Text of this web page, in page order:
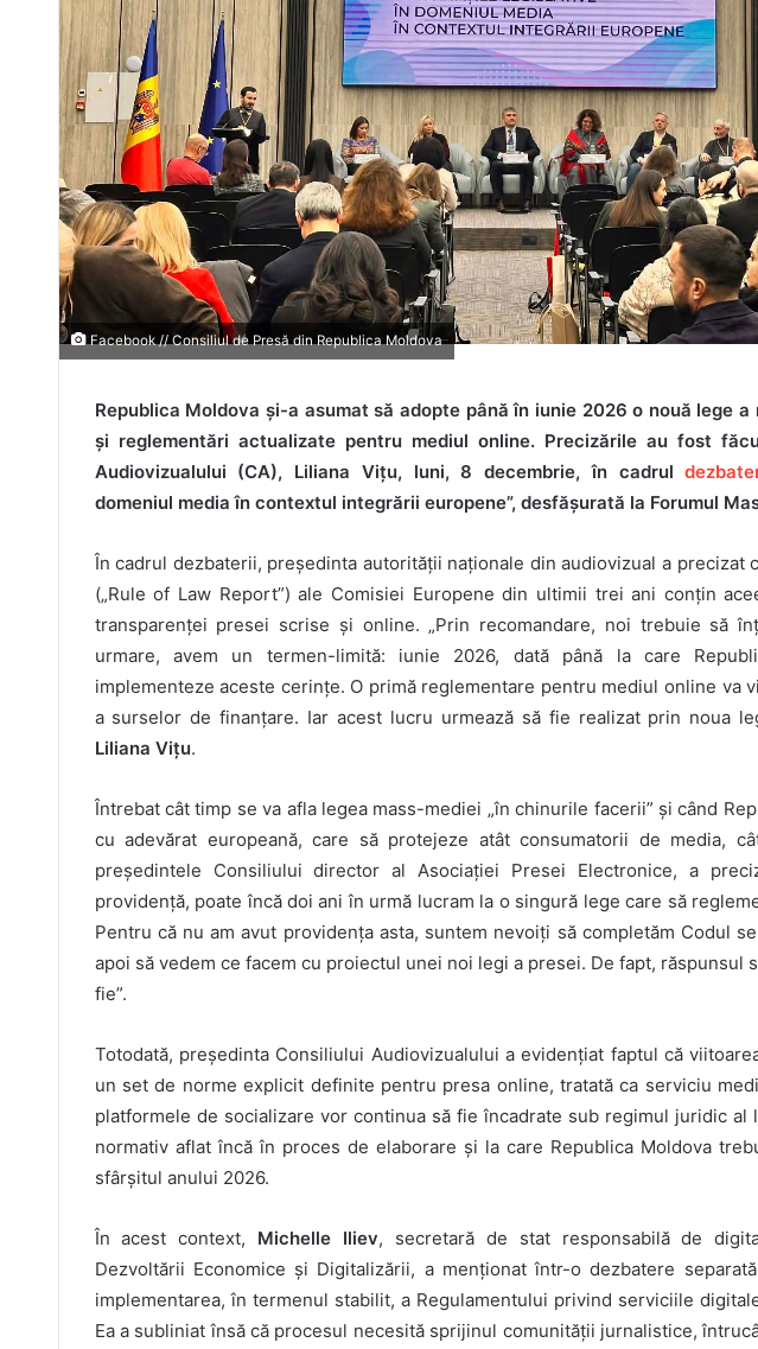
Facebook // Consiliul de Presă din Republica Moldova
Republica Moldova și-a asumat să adopte până în iunie 2026 o nouă lege
și reglementări actualizate pentru mediul online. Precizările au fost
Audiovizualului (CA), Liliana Vițu, luni, 8 decembrie, în cadrul
domeniul media în contextul integrării europene”, desfășurată la Forumul
În cadrul dezbaterii, președinta autorității naționale din audiovizual a precizat
(„Rule of Law Report”) ale Comisiei Europene din ultimii trei ani conțin
transparenței presei scrise și online. „Prin recomandare, noi trebuie să
urmare, avem un termen-limită: iunie 2026, dată până la care
implementeze aceste cerințe. O primă reglementare pentru mediul online va
a surselor de finanțare. Iar acest lucru urmează să fie realizat prin noua
Liliana Vițu.
Întrebat cât timp se va afla legea mass-mediei „în chinurile facerii” și când
cu adevărat europeană, care să protejeze atât consumatorii de media,
președintele Consiliului director al Asociației Presei Electronice, a
providență, poate încă doi ani în urmă lucram la o singură lege care să
Pentru că nu am avut providența asta, suntem nevoiți să completăm Codul
apoi să vedem ce facem cu proiectul unei noi legi a presei. De fapt, răspunsul
fie”.
Totodată, președinta Consiliului Audiovizualului a evidențiat faptul că
un set de norme explicit definite pentru presa online, tratată ca serviciu
platformele de socializare vor continua să fie încadrate sub regimul juridic
normativ aflat încă în proces de elaborare și la care Republica Moldova
sfârșitul anului 2026.
În acest context, Michelle Iliev, secretară de stat responsabilă de
Dezvoltării Economice și Digitalizării, a menționat într-o dezbatere
implementarea, în termenul stabilit, a Regulamentului privind serviciile
Ea a subliniat însă că procesul necesită sprijinul comunității jurnalistice,